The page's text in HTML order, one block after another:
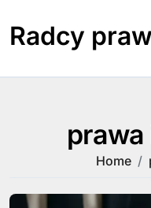
content
Radcy
prawa
Home